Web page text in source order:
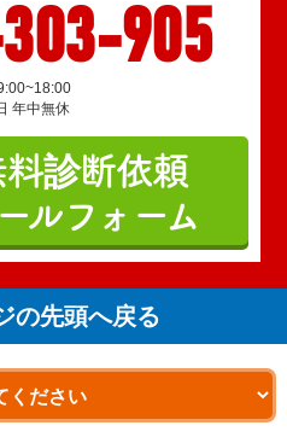
905
年中無休
料診断依頼
ルフォーム
の先頭へ戻る